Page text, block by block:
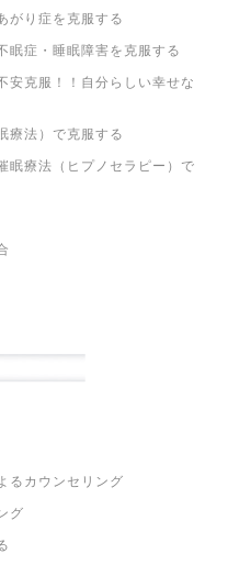
がり症を克服する
眠症・睡眠障害を克服する
安克服！！自分らしい幸せな
療法）で克服する
眠療法（ヒプノセラピー）で
るカウンセリング
グ